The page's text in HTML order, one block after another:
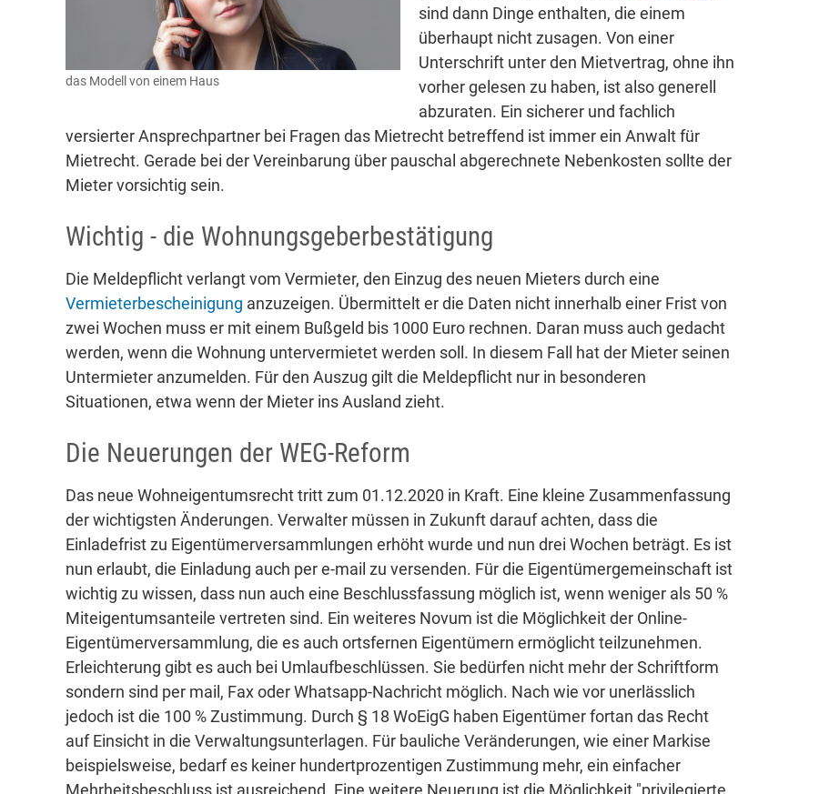
das Modell von einem Haus
sind dann Dinge enthalten, die einem
überhaupt nicht zusagen. Von einer
Unterschrift unter den Mietvertrag, ohne ihn
vorher gelesen zu haben, ist also generell
abzuraten. Ein sicherer und fachlich
versierter Ansprechpartner bei Fragen das Mietrecht betreffend ist immer ein Anwalt für
Mietrecht. Gerade bei der Vereinbarung über pauschal abgerechnete Nebenkosten sollte der
Mieter vorsichtig sein.
Wichtig - die Wohnungsgeberbestätigung
Die Meldepflicht verlangt vom Vermieter, den Einzug des neuen Mieters durch eine
Vermieterbescheinigung anzuzeigen. Übermittelt er die Daten nicht innerhalb einer Frist von
zwei Wochen muss er mit einem Bußgeld bis 1000 Euro rechnen. Daran muss auch gedacht
werden, wenn die Wohnung untervermietet werden soll. In diesem Fall hat der Mieter seinen
Untermieter anzumelden. Für den Auszug gilt die Meldepflicht nur in besonderen
Situationen, etwa wenn der Mieter ins Ausland zieht.
Die Neuerungen der WEG-Reform
Das neue Wohneigentumsrecht tritt zum 01.12.2020 in Kraft. Eine kleine Zusammenfassung
der wichtigsten Änderungen. Verwalter müssen in Zukunft darauf achten, dass die
Einladefrist zu Eigentümerversammlungen erhöht wurde und nun drei Wochen beträgt. Es ist
nun erlaubt, die Einladung auch per e-mail zu versenden. Für die Eigentümergemeinschaft ist
wichtig zu wissen, dass nun auch eine Beschlussfassung möglich ist, wenn weniger als 50 %
Miteigentumsanteile vertreten sind. Ein weiteres Novum ist die Möglichkeit der Online-
Eigentümerversammlung, die es auch ortsfernen Eigentümern ermöglicht teilzunehmen.
Erleichterung gibt es auch bei Umlaufbeschlüssen. Sie bedürfen nicht mehr der Schriftform
sondern sind per mail, Fax oder Whatsapp-Nachricht möglich. Nach wie vor unerlässlich
jedoch ist die 100 % Zustimmung. Durch § 18 WoEigG haben Eigentümer fortan das Recht
auf Einsicht in die Verwaltungsunterlagen. Für bauliche Veränderungen, wie einer Markise
beispielsweise, bedarf es keiner hundertprozentigen Zustimmung mehr, ein einfacher